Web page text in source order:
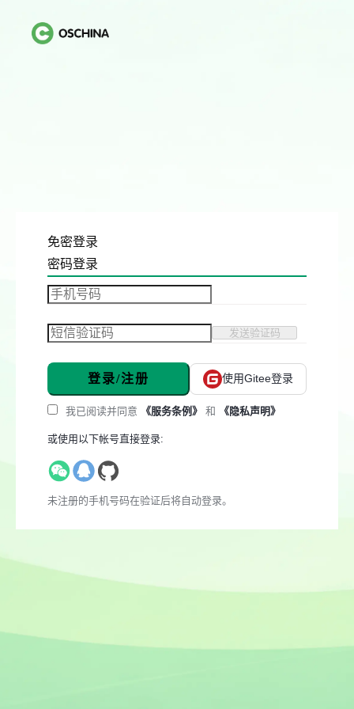
免密登录
密码登录
发送验证码
登录/注册 使用Gitee登录
我已阅读并同意 《服务条例》 和 《隐私声明》
或使用以下帐号直接登录:
未注册的手机号码在验证后将自动登录。